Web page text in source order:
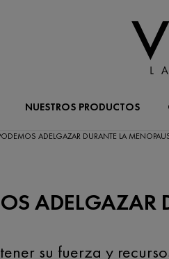
NUESTROS PRODUCTOS
ADELGAZAR DURANTE LA
ADELGAZAR
su fuerza y